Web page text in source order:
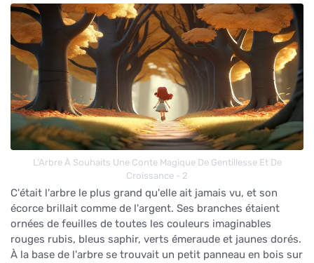
L'Arbre À Souhaits Une Conte Magique De Gentillesse Et De
Croissance - 2
C'était l'arbre le plus grand qu'elle ait jamais vu, et son
écorce brillait comme de l'argent. Ses branches étaient
ornées de feuilles de toutes les couleurs imaginables
rouges rubis, bleus saphir, verts émeraude et jaunes dorés.
À la base de l'arbre se trouvait un petit panneau en bois sur